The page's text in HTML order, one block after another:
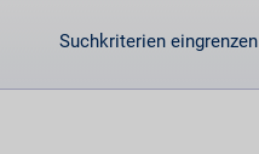
Suchkriterien eingrenzen